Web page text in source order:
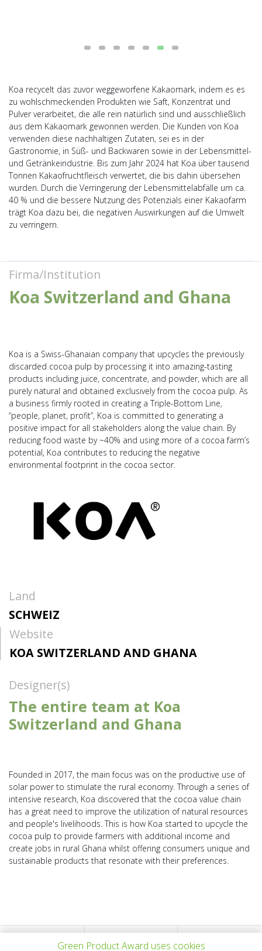
Koa recycelt das zuvor weggeworfene Kakaomark, indem es es
zu wohlschmeckenden Produkten wie Saft, Konzentrat und
Pulver verarbeitet, die alle rein natürlich sind und ausschließlich
aus dem Kakaomark gewonnen werden. Die Kunden von Koa
verwenden diese nachhaltigen Zutaten, sei es in der
Gastronomie, in Süß- und Backwaren sowie in der Lebensmittel-
und Getränkeindustrie. Bis zum Jahr 2024 hat Koa über tausend
Tonnen Kakaofruchtfleisch verwertet, die bis dahin übersehen
wurden. Durch die Verringerung der Lebensmittelabfälle um ca.
40 % und die bessere Nutzung des Potenzials einer Kakaofarm
trägt Koa dazu bei, die negativen Auswirkungen auf die Umwelt
zu verringern.
Firma/Institution
Koa Switzerland and Ghana
Koa is a Swiss-Ghanaian company that upcycles the previously
discarded cocoa pulp by processing it into amazing-tasting
products including juice, concentrate, and powder, which are all
purely natural and obtained exclusively from the cocoa pulp. As
a business firmly rooted in creating a Triple-Bottom Line,
“people, planet, profit”, Koa is committed to generating a
positive impact for all stakeholders along the value chain. By
reducing food waste by ~40% and using more of a cocoa farm’s
potential, Koa contributes to reducing the negative
environmental footprint in the cocoa sector.
Land
SCHWEIZ
Website
KOA SWITZERLAND AND GHANA
Designer(s)
The entire team at Koa
Switzerland and Ghana
Founded in 2017, the main focus was on the productive use of
solar power to stimulate the rural economy. Through a series of
intensive research, Koa discovered that the cocoa value chain
has a great need to improve the utilization of natural resources
and people's livelihoods. This is how Koa started to upcycle the
cocoa pulp to provide farmers with additional income and
create jobs in rural Ghana whilst offering consumers unique and
sustainable products that resonate with their preferences.
VORHERIGES ALLE PROJEKTE NÄCHSTES
Green Product Award uses cookies